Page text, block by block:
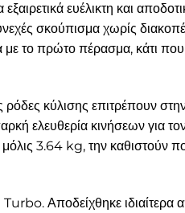
ευέλικτη και
σκούπισμα χωρίς
το πρώτο πέρασμα, κάτι που
ρόδες κύλισης επιτρέπουν
ελευθερία κινήσεων για
3.64 kg, την καθιστούν
Αποδείχθηκε ιδιαίτερα